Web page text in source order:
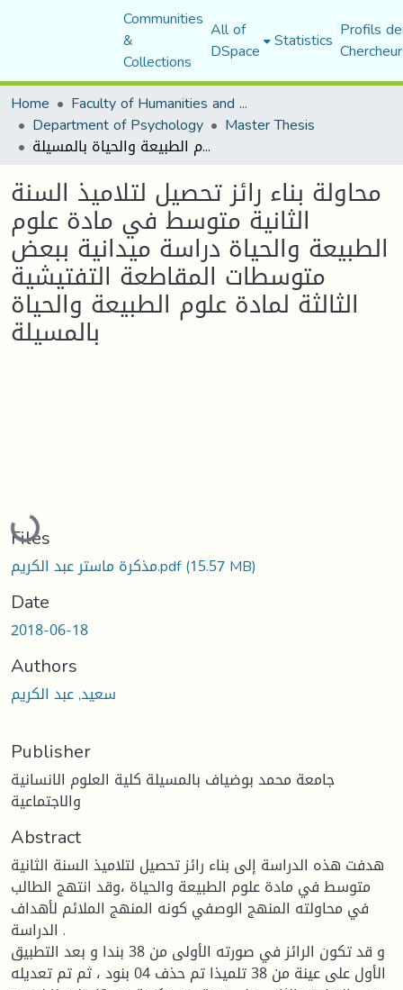
Communities
&
Collections
All of
DSpace Statistics Profils
Home
Faculty of Humanities and Social Sciences
Department of Psychology Master Thesis
محاولة بناء رائز تحصيل لتلاميذ السنة الثانية متوسط في مادة علوم الطبيعة والحياة دراسة ميدانية ببعض متوسطات المقاطعة التفتيشية الثالثة لمادة علوم الطبيعة والحياة بالمسيلة
محاولة بناء رائز تحصيل لتلاميذ السنة
الثانية متوسط في مادة علوم
الطبيعة والحياة دراسة ميدانية ببعض
متوسطات المقاطعة التفتيشية
الثالثة لمادة علوم الطبيعة والحياة
بالمسيلة
Loading...
Files
مذكرة ماستر عبد الكريم.pdf(15.57 MB)
Date
2018-06-18
Authors
سعيد, عبد الكريم
Publisher
جامعة محمد بوضياف بالمسيلة كلية العلوم الانسانية
والاجتماعية
Abstract
هدفت هذه الدراسة إلى بناء رائز تحصيل لتلاميذ السنة الثانية
متوسط في مادة علوم الطبيعة والحياة ،وقد انتهج الطالب
في محاولته المنهج الوصفي كونه المنهج الملائم لأهداف
الدراسة .
و قد تكون الرائز في صورته الأولى من 38 بندا و بعد التطبيق
الأول على عينة من 38 تلميذا تم حذف 04 بنود ، ثم تم تعديله